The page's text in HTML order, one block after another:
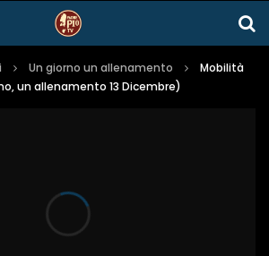
Un giorno un allenamento
Mobilità
un allenamento 13 Dicembre)